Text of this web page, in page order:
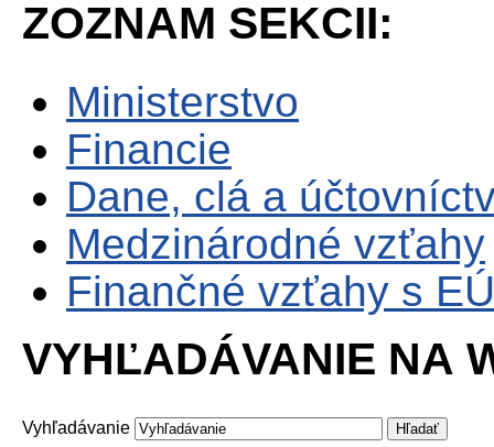
ZOZNAM SEKCII:
Ministerstvo
Financie
Dane, clá a
Medzinárodné vzťahy
Finančné vzťahy s EÚ
VYHĽADÁVANIE NA
Vyhľadávanie